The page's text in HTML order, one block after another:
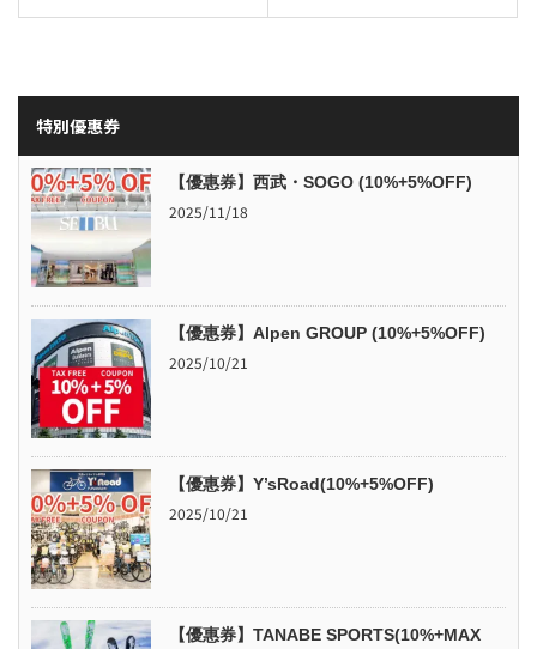
特別優惠券
【優惠券】西武・SOGO (10%+5%OFF)
2025/11/18
【優惠券】Alpen GROUP (10%+5%OFF)
2025/10/21
【優惠券】Y’sRoad(10%+5%OFF)
2025/10/21
【優惠券】TANABE SPORTS(10%+MAX